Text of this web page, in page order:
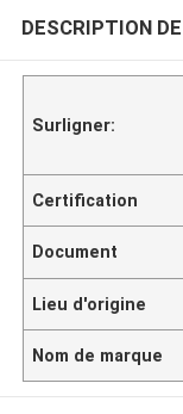
DESCRIPTION
Surligner:
Certification
Document
Lieu d'origine
Nom de marque